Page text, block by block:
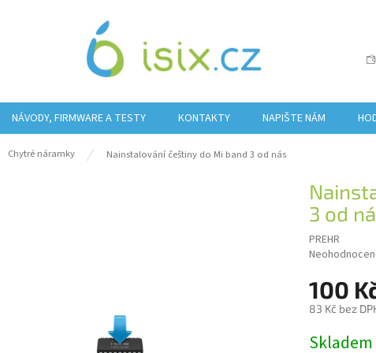
NÁVODY, FIRMWARE A TESTY KONTAKTY NAPIŠTE NÁM
Chytré náramky Nainstalování češtiny do Mi band 3 od nás
3 od
PREHR
Průměrné
produktu
je
0,0
5
100
83 Kč bez
cena: